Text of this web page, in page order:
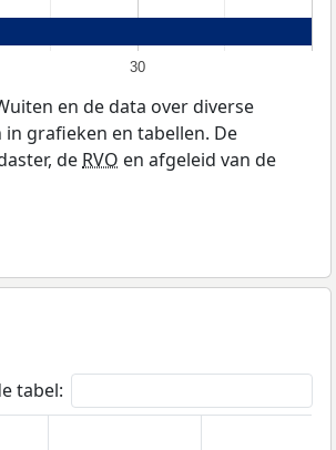
30
en de data over diverse
grafieken en tabellen. De
de RVO en afgeleid van de
tabel: